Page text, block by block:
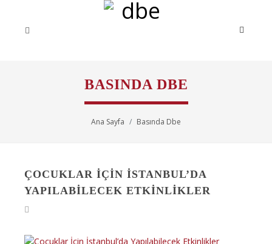
BASINDA DBE
Ana Sayfa Basında Dbe
ÇOCUKLAR İÇIN İSTANBUL’DA
YAPILABILECEK ETKINLIKLER